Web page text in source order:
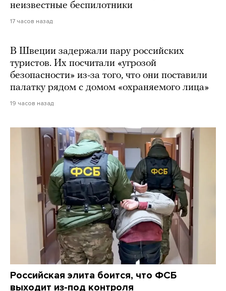
неизвестные беспилотники
17 часов назад
В Швеции задержали пару российских
туристов. Их посчитали «угрозой
безопасности» из-за того, что они поставили
палатку рядом с домом «охраняемого лица»
19 часов назад
Российская элита боится, что ФСБ
выходит из-под контроля